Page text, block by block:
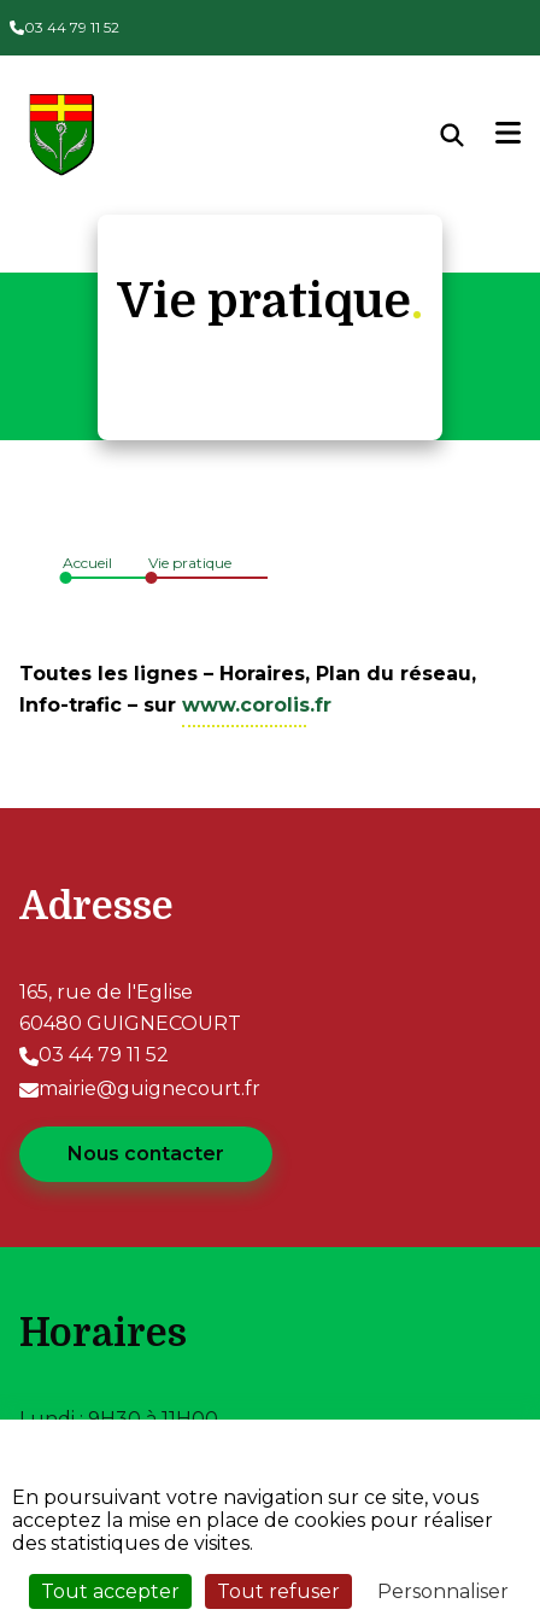
03 44 79 11 52
Vie pratique
Accueil Vie pratique
Toutes les lignes – Horaires, Plan du réseau,
Info-trafic – sur www.corolis.fr
Adresse
165, rue de l'Eglise
60480 GUIGNECOURT
03 44 79 11 52
mairie@guignecourt.fr
Nous contacter
Horaires
Lundi : 9H30 à 11H00
Propulsé par l'adico •
Mentions Légales •
Plan du site • Service Sécurisé
Panneau de gestion des cookies
En poursuivant votre navigation sur ce site, vous
acceptez la mise en place de cookies pour réaliser
des statistiques de visites.
Tout accepter Tout refuser Personnaliser